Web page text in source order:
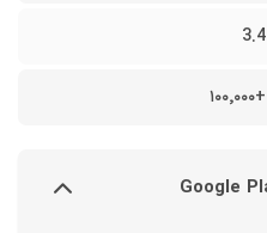
3.4
+١٠٠٬٠٠٠